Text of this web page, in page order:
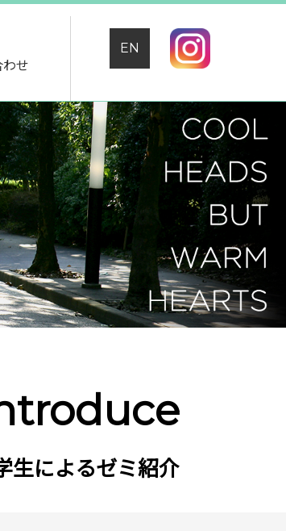
わせ
EN
生によるゼミ紹介